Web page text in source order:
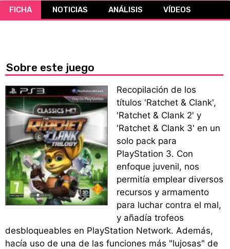
CÓMICS
FICHA NOTICIAS ANÁLISIS VÍDEOS
Sobre este juego
Recopilación de los
títulos 'Ratchet & Clank',
'Ratchet & Clank 2' y
'Ratchet & Clank 3' en un
solo pack para
PlayStation 3. Con
enfoque juvenil, nos
permitía emplear diversos
recursos y armamento
para luchar contra el mal,
y añadía trofeos
desbloqueables en PlayStation Network. Además,
hacía uso de una de las funciones más "lujosas" de